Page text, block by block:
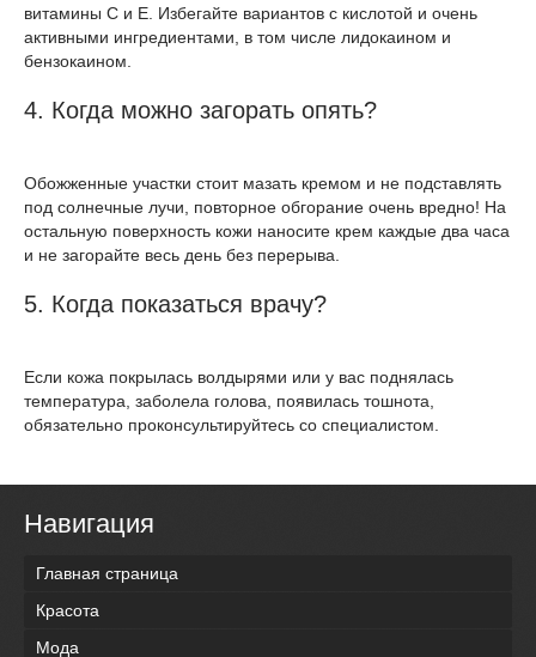
витамины С и Е. Избегайте вариантов с кислотой и очень
активными ингредиентами, в том числе лидокаином и
бензокаином.
4. Когда можно загорать опять?
Обожженные участки стоит мазать кремом и не подставлять
под солнечные лучи, повторное обгорание очень вредно! На
остальную поверхность кожи наносите крем каждые два часа
и не загорайте весь день без перерыва.
5. Когда показаться врачу?
Если кожа покрылась волдырями или у вас поднялась
температура, заболела голова, появилась тошнота,
обязательно проконсультируйтесь со специалистом.
Навигация
Главная страница
Красота
Мода